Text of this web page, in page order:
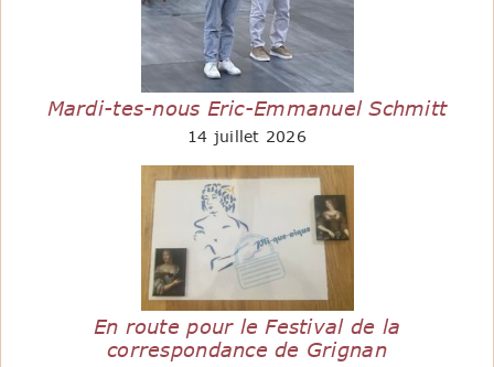
Mardi-tes-nous Eric-Emmanuel Schmitt
14 juillet 2026
En route pour le Festival de la
correspondance de Grignan